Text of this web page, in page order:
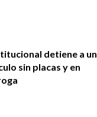
detiene a un
sin placas y en